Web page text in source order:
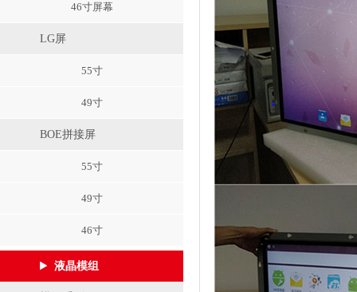
46寸屏幕
LG屏
55寸
49寸
BOE拼接屏
55寸
49寸
46寸
液晶模组